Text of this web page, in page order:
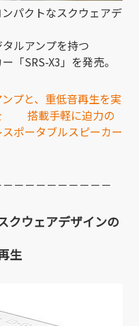
パクトなスクウェアデ
ルアンプを持つ
「SRS-X3」を発売。
プと、重低音再生を実
搭載手軽に迫力の
ポータブルスピーカー
－－－－－－－－－
クウェアデザインの
生